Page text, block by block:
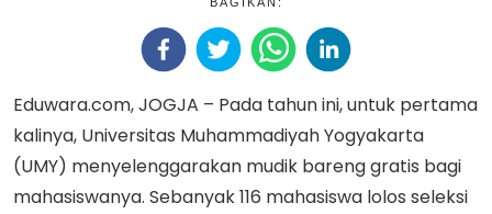
Eduwara.com, JOGJA – Pada tahun ini, untuk pertama
kalinya, Universitas Muhammadiyah Yogyakarta
(UMY) menyelenggarakan mudik bareng gratis bagi
mahasiswanya. Sebanyak 116 mahasiswa lolos seleksi